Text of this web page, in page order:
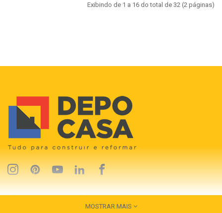
Exibindo de 1 a 16 do total de 32 (2 páginas)
MOSTRAR MAIS